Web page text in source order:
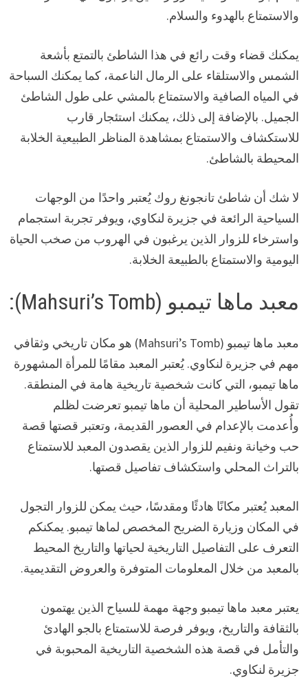
والاستمتاع بالهدوء والسلام.
يمكنك قضاء وقت رائع في هذا الشاطئ بالتمتع بأشعة
الشمس والاستلقاء على الرمال الناعمة، كما يمكنك السباحة
في المياه الصافية والاستمتاع بالمشي على طول الشاطئ
الجميل. بالإضافة إلى ذلك، يمكنك استئجار قارب
للاستكشاف والاستمتاع بمشاهدة المناظر الطبيعية الخلابة
المحيطة بالشاطئ.
لا شك أن شاطئ تانجونغ روك يُعتبر واحدًا من الوجهات
السياحية الرائعة في جزيرة لنكاوي، ويوفر تجربة استجمام
واسترخاء للزوار الذين يرغبون في الهروب من صخب الحياة
اليومية والاستمتاع بالطبيعة الخلابة.
معبد ماها تيمبو (Mahsuri’s Tomb):
معبد ماها تيمبو (Mahsuri’s Tomb) هو مكان تاريخي وثقافي
مهم في جزيرة لنكاوي. يُعتبر المعبد مقامًا للمرأة المشهورة
ماها تيمبو، التي كانت شخصية تاريخية هامة في المنطقة.
تقول الأساطير المحلية أن ماها تيمبو تعرضت لظلم
وأُعدمت بالإعدام في العصور القديمة، وتعتبر قصتها قصة
حب وخيانة ونفيم للزوار الذين يقصدون المعبد للاستمتاع
بالتراث المحلي واستكشاف تفاصيل قصتها.
المعبد يُعتبر مكانًا هادئًا ومقدسًا، حيث يمكن للزوار التجول
في المكان وزيارة الضريح المخصص لماها تيمبو. يمكنكم
التعرف على التفاصيل التاريخية لحياتها والتاريخ المحيط
بالمعبد من خلال المعلومات المتوفرة والعروض التقديمية.
يعتبر معبد ماها تيمبو وجهة مهمة للسياح الذين يهتمون
بالثقافة والتاريخ، ويوفر فرصة للاستمتاع بالجو الهادئ
والتأمل في قصة هذه الشخصية التاريخية المحبوبة في
جزيرة لنكاوي.